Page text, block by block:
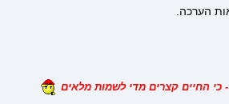
- כי החיים קצרים מדי לשמות מלאים